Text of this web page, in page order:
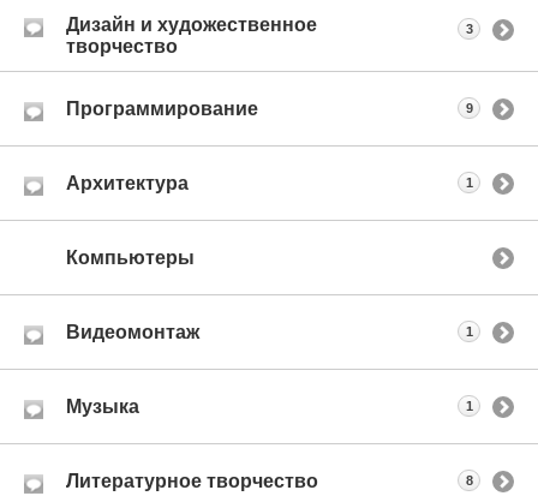
Дизайн и художественное
творчество
3
Программирование 9
Архитектура 1
Компьютеры
Видеомонтаж 1
Музыка 1
Литературное творчество 8